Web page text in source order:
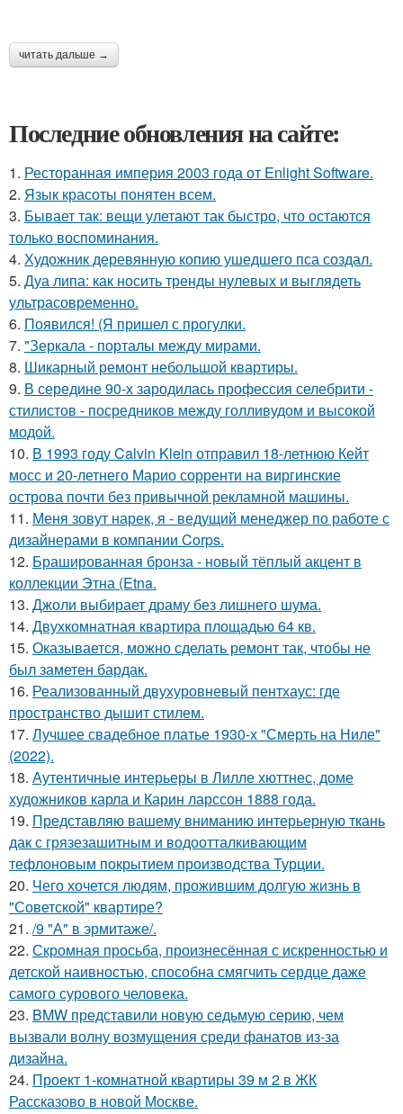
читать дальше →
Последние обновления на сайте:
1. Ресторанная империя 2003 года от Enlight Software.
2. Язык красоты понятен всем.
3. Бывает так: вещи улетают так быстро, что остаются
только воспоминания.
4. Художник деревянную копию ушедшего пса создал.
5. Дуа липа: как носить тренды нулевых и выглядеть
ультрасовременно.
6. Появился! (Я пришел с прогулки.
7. "Зеркала - порталы между мирами.
8. Шикарный ремонт небольшой квартиры.
9. В середине 90-х зародилась профессия селебрити -
стилистов - посредников между голливудом и высокой
модой.
10. В 1993 году Calvin Klein отправил 18-летнюю Кейт
мосс и 20-летнего Марио сорренти на виргинские
острова почти без привычной рекламной машины.
11. Меня зовут нарек, я - ведущий менеджер по работе с
дизайнерами в компании Corps.
12. Брашированная бронза - новый тёплый акцент в
коллекции Этна (Etna.
13. Джоли выбирает драму без лишнего шума.
14. Двухкомнатная квартира площадью 64 кв.
15. Оказывается, можно сделать ремонт так, чтобы не
был заметен бардак.
16. Реализованный двухуровневый пентхаус: где
пространство дышит стилем.
17. Лучшее свадебное платье 1930-х "Смерть на Ниле"
(2022).
18. Аутентичные интерьеры в Лилле хюттнес, доме
художников карла и Карин ларссон 1888 года.
19. Представляю вашему вниманию интерьерную ткань
дак с грязезашитным и водоотталкивающим
тефлоновым покрытием производства Турции.
20. Чего хочется людям, прожившим долгую жизнь в
"Советской" квартире?
21. /9 "А" в эрмитаже/.
22. Скромная просьба, произнесённая с искренностью и
детской наивностью, способна смягчить сердце даже
самого сурового человека.
23. BMW представили новую седьмую серию, чем
вызвали волну возмущения среди фанатов из-за
дизайна.
24. Проект 1-комнатной квартиры 39 м 2 в ЖК
Рассказово в новой Москве.